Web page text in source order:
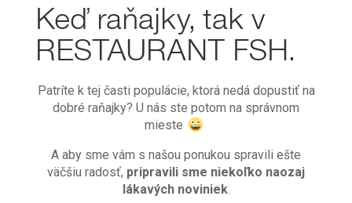
Keď raňajky, tak v
RESTAURANT FSH.
Patríte k tej časti populácie, ktorá nedá dopustiť na
dobré raňajky? U nás ste potom na správnom
mieste
A aby sme vám s našou ponukou spravili ešte
väčšiu radosť, pripravili sme niekoľko naozaj
lákavých noviniek.